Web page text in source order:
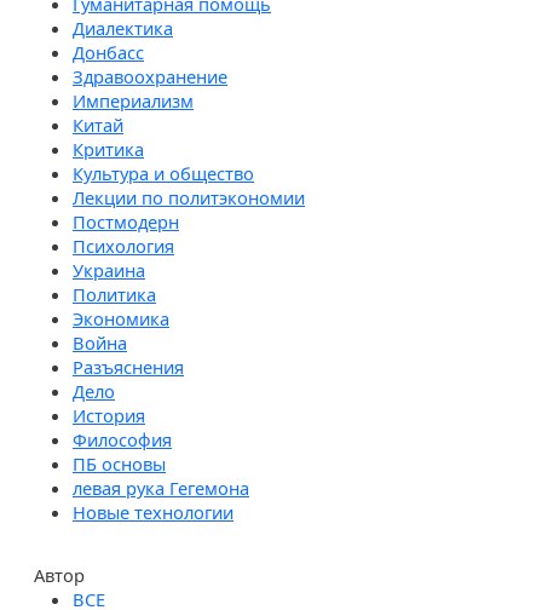
Диалектика
Донбасс
Здравоохранение
Империализм
Китай
Критика
Культура и общество
Лекции по политэкономии
Постмодерн
Психология
Украина
Политика
Экономика
Война
Разъяснения
Дело
История
Философия
ПБ основы
левая рука Гегемона
Новые технологии
Автор